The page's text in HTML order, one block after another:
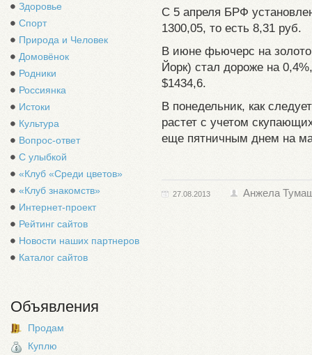
Здоровье
Спорт
Природа и Человек
Домовёнок
Родники
Россиянка
Истоки
Культура
Вопрос-ответ
С улыбкой
«Клуб «Среди цветов»
«Клуб знакомств»
Интернет-проект
Рейтинг сайтов
Новости наших партнеров
Каталог сайтов
Объявления
Продам
Куплю
С 5 апреля БРФ
1300,05, то есть 8,31 руб.
В июне фьючерс на
Йорк) стал дороже на
$1434,6.
В понедельник, как
растет с учетом
еще пятничным днем на
27.08.2013 Анжела